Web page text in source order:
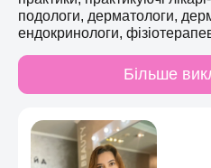
подологи, дерматологи,
ендокринологи,
Більше